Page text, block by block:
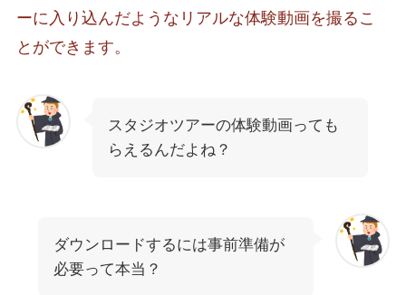
ーに入り込んだようなリアルな体験動画を撮るこ
とができます。
スタジオツアーの体験動画っても
らえるんだよね？
ダウンロードするには事前準備が
必要って本当？